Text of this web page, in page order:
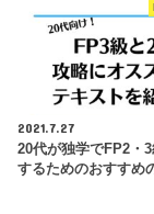
2021.7.27
20代が独学でFP2・
するためのおすすめ